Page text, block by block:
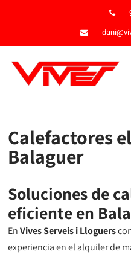
Calefactores
Balaguer
Soluciones de
eficiente en
EnVives Serveis i Lloguers
experiencia en el alquiler de